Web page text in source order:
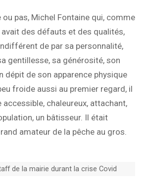
ou pas, Michel Fontaine qui, comme
des défauts et des qualités,
de par sa personnalité,
gentillesse, sa générosité, son
dépit de son apparence physique
froide aussi au premier regard, il
chaleureux, attachant,
un bâtisseur. Il était
amateur de la pêche au gros.
de la mairie durant la crise Covid